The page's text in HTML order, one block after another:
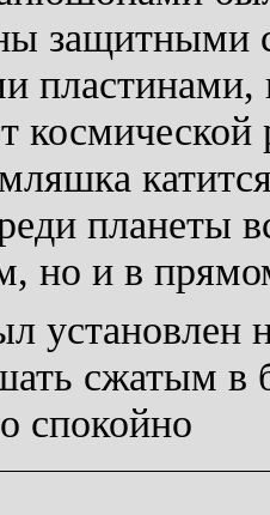
планеты
но и в
установлен
сжатым в
спокойно